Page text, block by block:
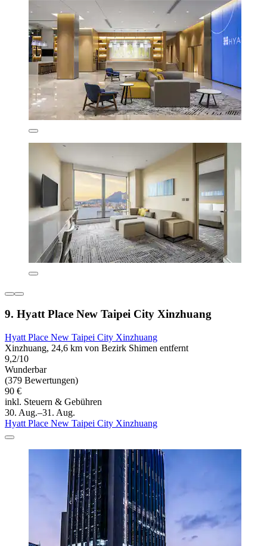
9. Hyatt Place New Taipei City Xinzhuang
Hyatt Place New Taipei City Xinzhuang
Xinzhuang, 24,6 km von Bezirk Shimen entfernt
9,2/10
Wunderbar
(379 Bewertungen)
90 €
inkl. Steuern & Gebühren
30. Aug.–31. Aug.
Hyatt Place New Taipei City Xinzhuang